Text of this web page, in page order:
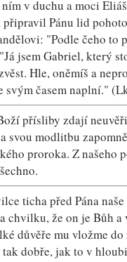
v duchu a moci
připravil Pánu lid
"Podle čeho to
jsem Gabriel, který
Hle, oněmíš a
svým časem naplní."
přísliby zdají
svou modlitbu
proroka. Z našeho
ticha před Pána
chvilku, že on je Bůh
důvěře mu vložme
dobře, jak to v